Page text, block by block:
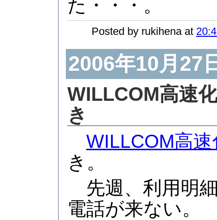
た・・・。
Posted by rukihena at
2006年10月27
WILLCOM高速
き
WILLCOM高
き。
先週、利用明
電話が来ない。